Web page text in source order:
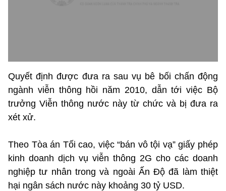
Quyết định được đưa ra sau vụ bê bối chấn động
ngành viễn thông hồi năm 2010, dẫn tới việc Bộ
trưởng Viễn thông nước này từ chức và bị đưa ra
xét xử.
Theo Tòa án Tối cao, việc “bán vô tội vạ” giấy phép
kinh doanh dịch vụ viễn thông 2G cho các doanh
nghiệp tư nhân trong và ngoài Ấn Độ đã làm thiệt
hại ngân sách nước này khoảng 30 tỷ USD.